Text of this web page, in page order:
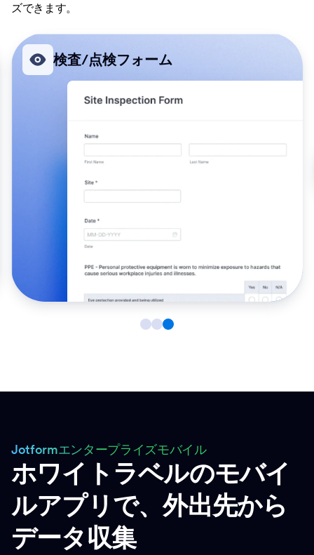
ズできます。
検査/点検フォーム
Jotformエンタープライズモバイル
ホワイトラベルのモバイ
ルアプリで、外出先から
データ収集